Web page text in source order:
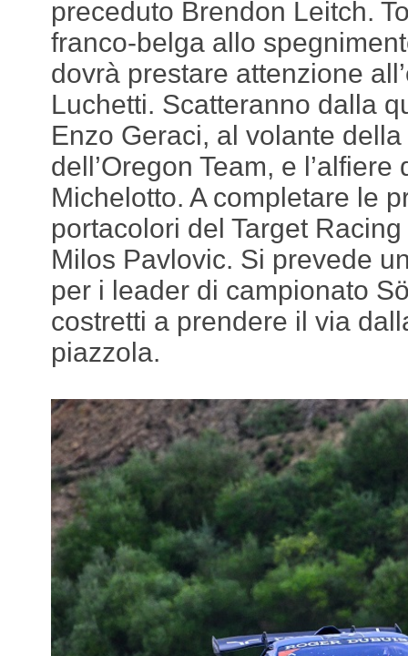
preceduto Brendon Leitch.
franco-belga allo
dovrà prestare attenzione
Luchetti. Scatteranno dalla
Enzo Geraci, al volante
dell’Oregon Team, e
Michelotto. A completare le
portacolori del Target
Milos Pavlovic. Si prevede
per i leader di campionato
costretti a prendere il via
piazzola.